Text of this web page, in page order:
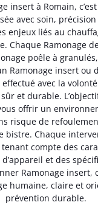
insert à Romain,
avec soin,
enjeux liés au
Chaque Ramonage
poêle à
Ramonage insert ou
avec la
et durable.
offrir un
risque de
bistre. Chaque
compte des
et des
Ramonage insert,
humaine, claire et
prévention durable.